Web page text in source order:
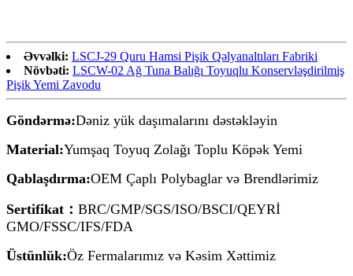
Əvvəlki: LSCJ-29 Quru Hamsi Pişik Qəlyanaltıları Fabriki
Növbəti: LSCW-02 Ağ Tuna Balığı Toyuqlu Konservləşdirilmiş
Pişik Yemi Zavodu
Göndərmə:Dəniz yük daşımalarını dəstəkləyin
Material:Yumşaq Toyuq Zolağı Toplu Köpək Yemi
Qablaşdırma:OEM Çaplı Polybaglar və Brendlərimiz
Sertifikat： BRC/GMP/SGS/ISO/BSCI/QEYRİ
GMO/FSSC/IFS/FDA
Üstünlük:Öz Fermalarımız və Kəsim Xəttimiz